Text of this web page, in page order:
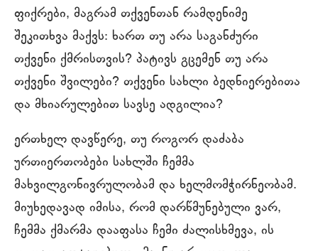
ფიქრები, მაგრამ თქვენთან რამდენიმე
შეკითხვა მაქვს: ხართ თუ არა საგანძური
თქვენი ქმრისთვის? პატივს გცემენ თუ არა
თქვენი შვილები? თქვენი სახლი ბედნიერებითა
და მხიარულებით სავსე ადგილია?
ერთხელ დავწერე, თუ როგორ დაძაბა
ურთიერთობები სახლში ჩემმა
მახვილგონივრულობამ და ხელმომჭირნეობამ.
მიუხედავად იმისა, რომ დარწმუნებული ვარ,
ჩემმა ქმარმა დააფასა ჩემი ძალისხმევა, ის